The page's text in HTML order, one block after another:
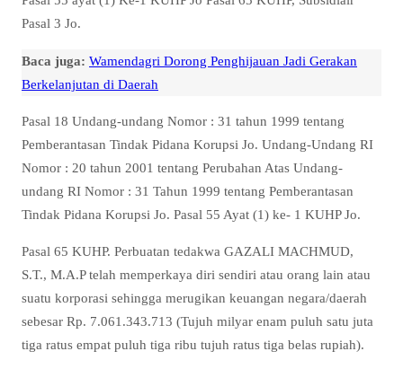
Pasal 3 Jo.
Baca juga: Wamendagri Dorong Penghijauan Jadi Gerakan
Berkelanjutan di Daerah
Pasal 18 Undang-undang Nomor : 31 tahun 1999 tentang
Pemberantasan Tindak Pidana Korupsi Jo. Undang-Undang RI
Nomor : 20 tahun 2001 tentang Perubahan Atas Undang-
undang RI Nomor : 31 Tahun 1999 tentang Pemberantasan
Tindak Pidana Korupsi Jo. Pasal 55 Ayat (1) ke- 1 KUHP Jo.
Pasal 65 KUHP. Perbuatan tedakwa GAZALI MACHMUD,
S.T., M.A.P telah memperkaya diri sendiri atau orang lain atau
suatu korporasi sehingga merugikan keuangan negara/daerah
sebesar Rp. 7.061.343.713 (Tujuh milyar enam puluh satu juta
tiga ratus empat puluh tiga ribu tujuh ratus tiga belas rupiah).